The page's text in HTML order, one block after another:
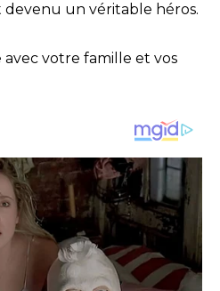
devenu un véritable héros.
votre famille et vos